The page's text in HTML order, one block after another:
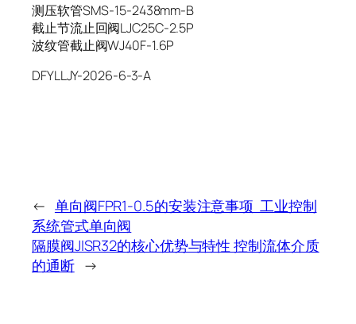
测压软管SMS-15-2438mm-B
截止节流止回阀LJC25C-2.5P
波纹管截止阀WJ40F-1.6P
DFYLLJY-2026-6-3-A
← 单向阀FPR1-0.5的安装注意事项 工业控制
系统管式单向阀
隔膜阀JISR32的核心优势与特性 控制流体介质
的通断 →